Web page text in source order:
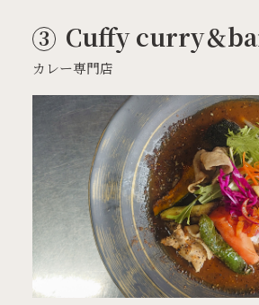
Cuffy curry＆
カレー専門店